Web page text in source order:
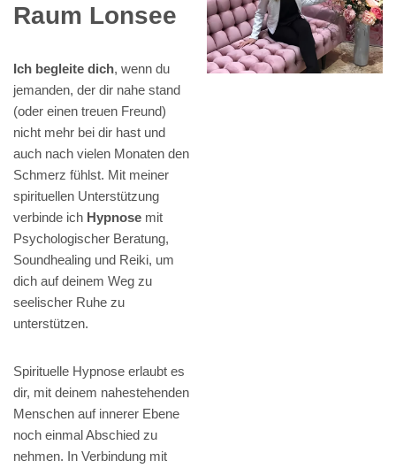
Raum Lonsee
Ich begleite dich, wenn du
jemanden, der dir nahe stand
(oder einen treuen Freund)
nicht mehr bei dir hast und
auch nach vielen Monaten den
Schmerz fühlst. Mit meiner
spirituellen Unterstützung
verbinde ich Hypnose mit
Psychologischer Beratung,
Soundhealing und Reiki, um
dich auf deinem Weg zu
seelischer Ruhe zu
unterstützen.
Spirituelle Hypnose erlaubt es
dir, mit deinem nahestehenden
Menschen auf innerer Ebene
noch einmal Abschied zu
nehmen. In Verbindung mit